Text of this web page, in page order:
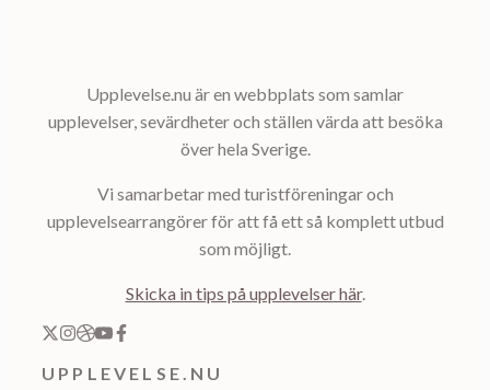
Upplevelse.nu är en webbplats som samlar
upplevelser, sevärdheter och ställen värda att besöka
över hela Sverige.
Vi samarbetar med turistföreningar och
upplevelsearrangörer för att få ett så komplett utbud
som möjligt.
Skicka in tips på upplevelser här.
UPPLEVELSE.NU